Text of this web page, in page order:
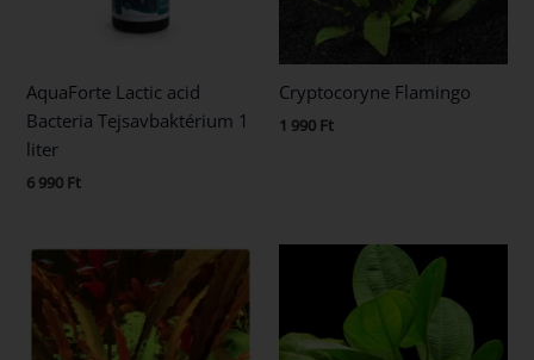
AquaForte Lactic acid
Bacteria Tejsavbaktérium 1
liter
6 990 Ft
Cryptocoryne Flamingo
1 990 Ft